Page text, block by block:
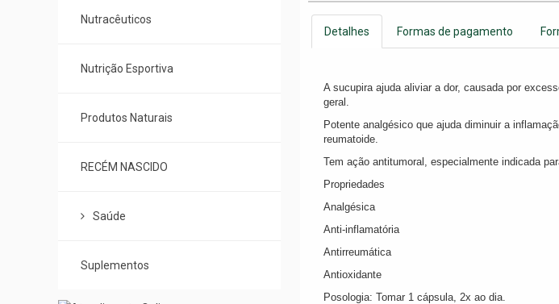
Nutracêuticos
Nutrição Esportiva
Produtos Naturais
RECÉM NASCIDO
Saúde
Suplementos
Detalhes Formas de pagamento
A sucupira ajuda aliviar a dor, causada por
geral.
Potente analgésico que ajuda diminuir a
reumatoide.
Tem ação antitumoral, especialmente indicada
Propriedades
Analgésica
Anti-inflamatória
Antirreumática
Antioxidante
Posologia: Tomar 1 cápsula, 2x ao dia.